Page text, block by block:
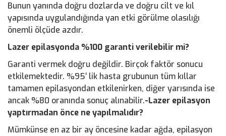
Bunun yanında doğru dozlarda ve doğru cilt ve kıl
yapısında uygulandığında yan etki görülme olasılığı
önemli ölçüde azdır.
Lazer epilasyonda %100 garanti verilebilir mi?
Garanti vermek doğru değildir. Birçok faktör sonucu
etkilemektedir. %95′ lik hasta grubunun tüm kıllar
tamamen epilasyondan etkilenirken, diğer yarısında ise
ancak %80 oranında sonuç alınabilir.-Lazer epilasyon
yaptırmadan önce ne yapılmalıdır?
Mümkünse en az bir ay öncesine kadar ağda, epilasyon